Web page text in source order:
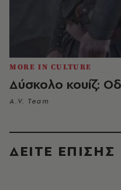
MORE IN CULTURE
Δύσκολο κουίζ:
A.V. Team
ΔΕΙΤΕ ΕΠΙΣΗΣ